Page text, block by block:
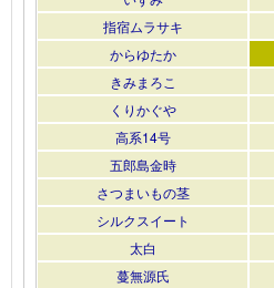
指宿ムラサキ
からゆたか
きみまろこ
くりかぐや
高系14号
五郎島金時
さつまいもの茎
シルクスイート
太白
蔓無源氏